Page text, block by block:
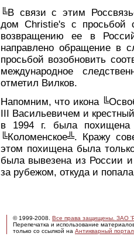
╚В связи с этим
дом Christie's с просьбой
возвращению ее в
направлено обращение в
просьбой возобновить
международное
отметил Вилков.
Напомним, что икона
III Васильевичем и
в 1994 г. была похищена
╚Коломенское╩. Кражу
этом похищена была
была вывезена из России
за рубежом, откуда и
© 1999-2008. Все права защищены. ЗАО
Перепечатка и использование
только со ссылкой на Антикварный